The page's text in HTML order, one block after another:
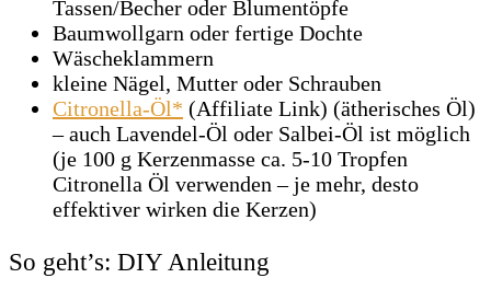
Tassen/Becher oder Blumentöpfe
Baumwollgarn oder fertige Dochte
Wäscheklammern
kleine Nägel, Mutter oder Schrauben
Citronella-Öl* (Affiliate Link) (ätherisches Öl)
– auch Lavendel-Öl oder Salbei-Öl ist möglich
(je 100 g Kerzenmasse ca. 5-10 Tropfen
Citronella Öl verwenden – je mehr, desto
effektiver wirken die Kerzen)
So geht’s: DIY Anleitung